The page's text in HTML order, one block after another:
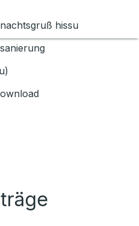
1.6.2026 umschalten
hissu